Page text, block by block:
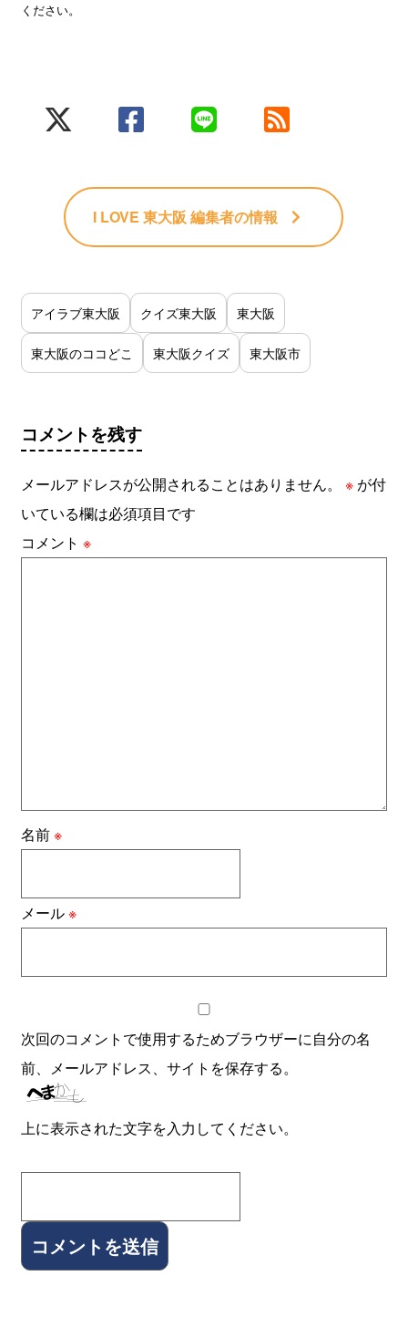
ください。
I LOVE 東大阪 編集者の情報
アイラブ東大阪 クイズ東大阪 東大阪
東大阪のココどこ 東大阪クイズ 東大阪市
コメントを残す
メールアドレスが公開されることはありません。 ※ が付
いている欄は必須項目です
コメント※
名前※
メール※
次回のコメントで使用するためブラウザーに自分の名
前、メールアドレス、サイトを保存する。
上に表示された文字を入力してください。